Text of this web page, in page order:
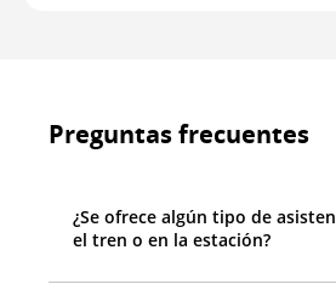
Preguntas frecuentes
¿Se ofrece algún tipo de
el tren o en la estación?